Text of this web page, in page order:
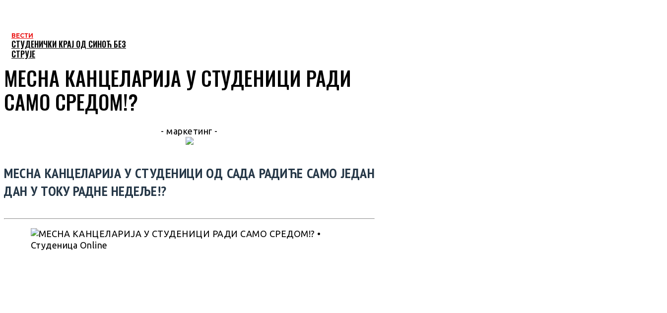
ВЕСТИ
СТУДЕНИЧКИ КРАЈ ОД СИНОЋ БЕЗ
СТРУЈЕ
МЕСНА КАНЦЕЛАРИЈА У СТУДЕНИЦИ РАДИ
САМО СРЕДОМ!?
- маркетинг -
МЕСНА КАНЦЕЛАРИЈА У СТУДЕНИЦИ ОД САДА РАДИЋЕ САМО ЈЕДАН
ДАН У ТОКУ РАДНЕ НЕДЕЉЕ!?